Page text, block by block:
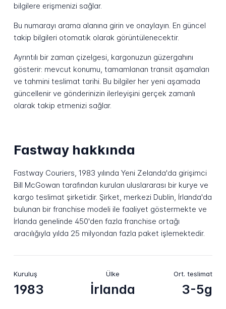
bilgilere erişmenizi sağlar.
Bu numarayı arama alanına girin ve onaylayın. En güncel
takip bilgileri otomatik olarak görüntülenecektir.
Ayrıntılı bir zaman çizelgesi, kargonuzun güzergahını
gösterir: mevcut konumu, tamamlanan transit aşamaları
ve tahmini teslimat tarihi. Bu bilgiler her yeni aşamada
güncellenir ve gönderinizin ilerleyişini gerçek zamanlı
olarak takip etmenizi sağlar.
Fastway hakkında
Fastway Couriers, 1983 yılında Yeni Zelanda'da girişimci
Bill McGowan tarafından kurulan uluslararası bir kurye ve
kargo teslimat şirketidir. Şirket, merkezi Dublin, İrlanda'da
bulunan bir franchise modeli ile faaliyet göstermekte ve
İrlanda genelinde 450'den fazla franchise ortağı
aracılığıyla yılda 25 milyondan fazla paket işlemektedir.
Kuruluş
1983
Ülke
İrlanda
Ort. teslimat
3-5g